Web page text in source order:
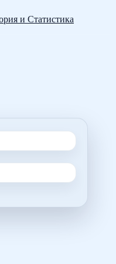
и Статистика